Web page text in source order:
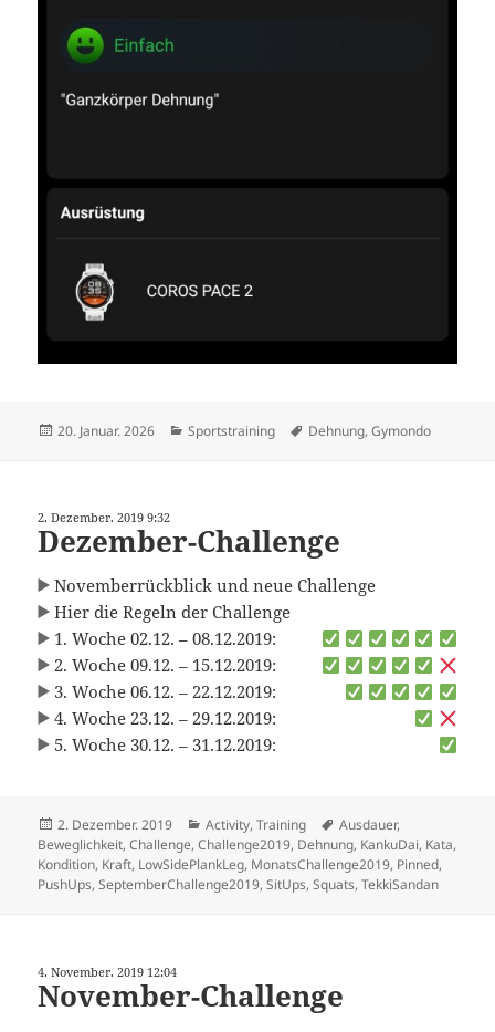
Veröffentlicht
20. Januar. 2026 Kategorien
Sportstraining Schlagwörter
Dehnung,Gymondo
2. Dezember. 2019 9:32
Dezember-Challenge
Novemberrückblick und neue Challenge
Hier die Regeln der Challenge
1. Woche 02.12. – 08.12.2019:
2. Woche 09.12. – 15.12.2019:
3. Woche 06.12. – 22.12.2019:
4. Woche 23.12. – 29.12.2019:
5. Woche 30.12. – 31.12.2019:
Veröffentlicht
am
2. Dezember. 2019 Kategorien
Activity,Training Schlagwörter
Ausdauer,
Beweglichkeit,Challenge,Challenge2019, Dehnung, KankuDai, Kata,
Kondition, Kraft, LowSidePlankLeg, MonatsChallenge2019, Pinned,
PushUps,SeptemberChallenge2019,SitUps,Squats,TekkiSandan
4. November. 2019 12:04
November-Challenge